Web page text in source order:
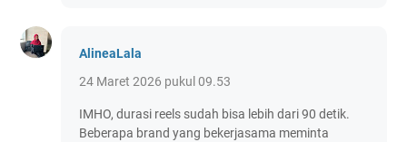
AlineaLala
24 Maret 2026 pukul 09.53
IMHO, durasi reels sudah bisa lebih dari 90 detik.
Beberapa brand yang bekerjasama meminta